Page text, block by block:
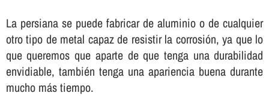
La persiana se puede fabricar de aluminio o de cualquier
otro tipo de metal capaz de resistir la corrosión, ya que lo
que queremos que aparte de que tenga una durabilidad
envidiable, también tenga una apariencia buena durante
mucho más tiempo.